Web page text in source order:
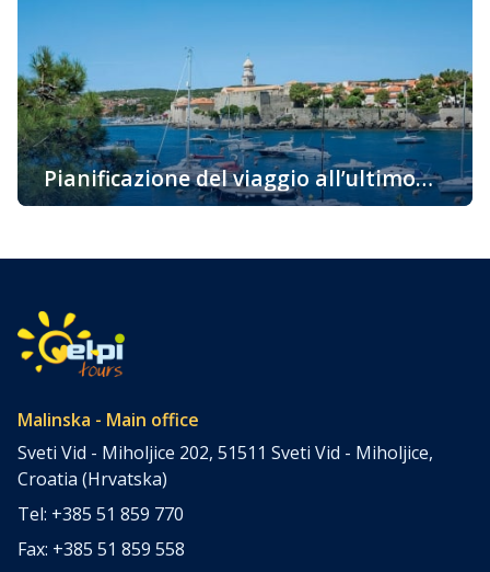
soleggiata, la cosiddetta isola d’Oro è una delle
destinazioni attraenti per i turisti grazie alla sua ricca e
variegata offerta […]
Pianificazione del viaggio all’ultimo
momento – l’isola di Krk
ci sono avventurieri a cui non importa come arrivare a
andare spontaneamente al loro viaggio. Ma anche tra noi
ci sono quelli che, a causa di vari obblighi, semplicemente
non sono […]
Malinska - Main office
Sveti Vid - Miholjice 202, 51511 Sveti Vid - Miholjice,
Croatia (Hrvatska)
Tel: +385 51 859 770
Fax: +385 51 859 558